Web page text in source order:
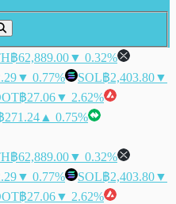
฿62,889.00▼ 0.32%
▼ 0.77% SOL฿2,403.80▼
฿27.06▼ 2.62%
271.24 ▲ 0.75%
฿62,889.00▼ 0.32%
▼ 0.77% SOL฿2,403.80▼
฿27.06▼ 2.62%